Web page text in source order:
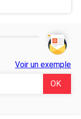
Voir un exemple